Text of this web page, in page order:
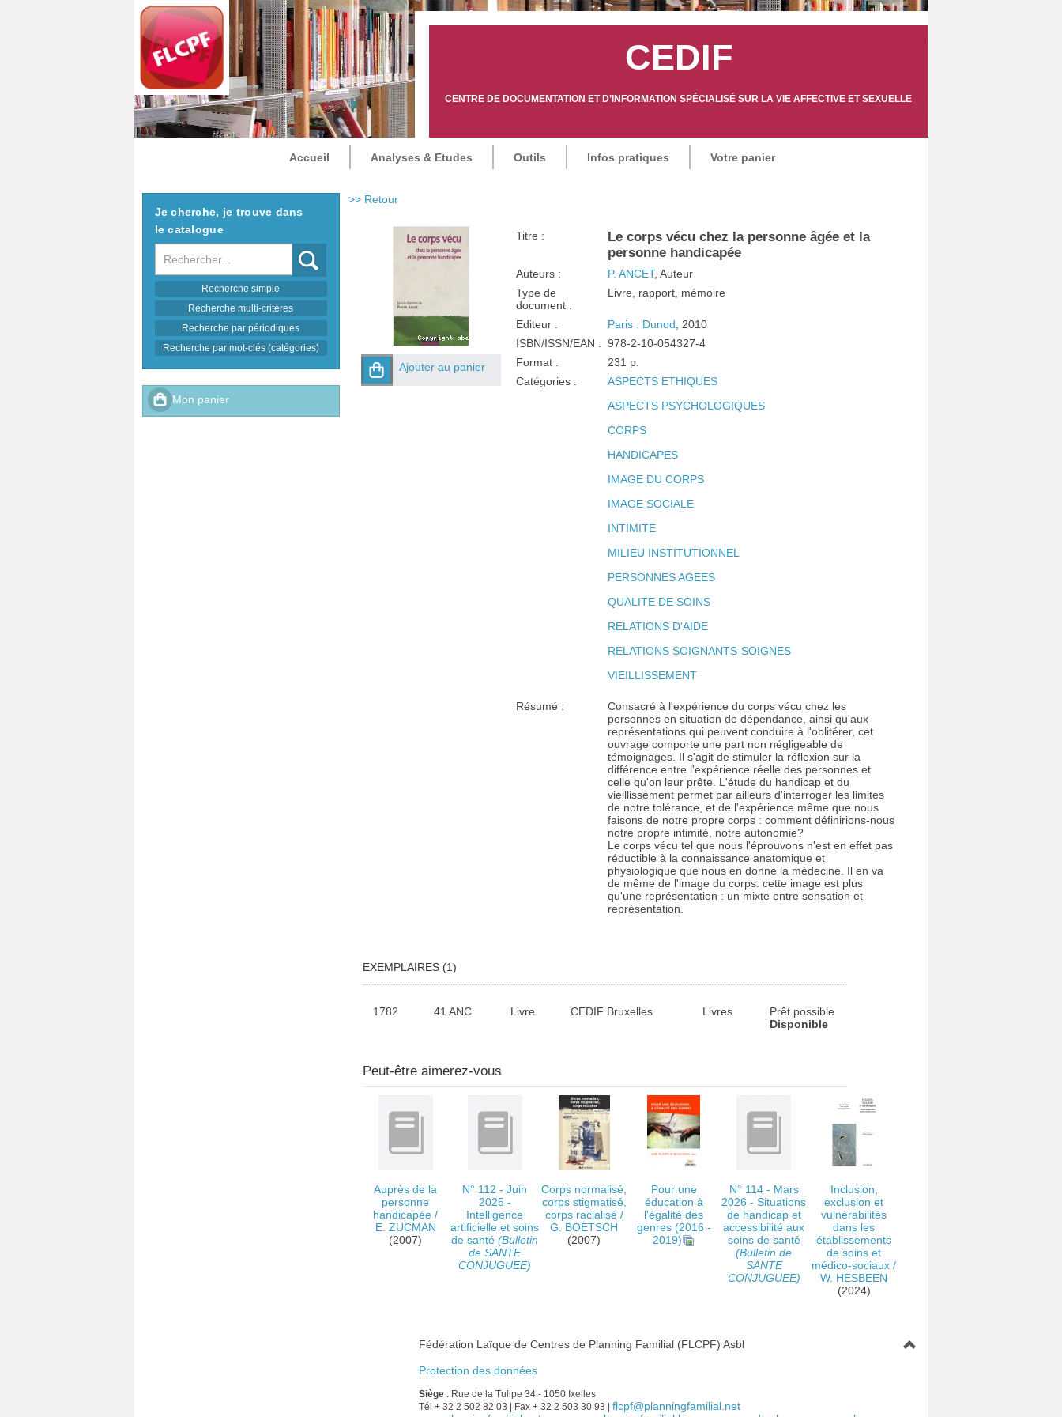
CEDIF
CENTRE DE DOCUMENTATION ET D’INFORMATION SPÉCIALISÉ SUR LA VIE AFFECTIVE ET SEXUELLE
Accueil Analyses & Etudes Outils Infos pratiques Votre panier
>> Retour
Ajouter au panier
Titre :
Le corps vécu chez la personne âgée et la
personne handicapée
Auteurs : P. ANCET, Auteur
Type de
document :
Livre, rapport, mémoire
Editeur : Paris : Dunod , 2010
ISBN/ISSN/EAN : 978-2-10-054327-4
Format :
231 p.
Catégories :
ASPECTS ETHIQUES
ASPECTS PSYCHOLOGIQUES
CORPS
HANDICAPES
IMAGE DU CORPS
IMAGE SOCIALE
INTIMITE
MILIEU INSTITUTIONNEL
PERSONNES AGEES
QUALITE DE SOINS
RELATIONS D'AIDE
RELATIONS SOIGNANTS-SOIGNES
VIEILLISSEMENT
Résumé :
Consacré à l'expérience du corps vécu chez les
personnes en situation de dépendance, ainsi qu'aux
représentations qui peuvent conduire à l'oblitérer, cet
ouvrage comporte une part non négligeable de
témoignages. Il s'agit de stimuler la réflexion sur la
différence entre l'expérience réelle des personnes et
celle qu'on leur prête. L'étude du handicap et du
vieillissement permet par ailleurs d'interroger les limites
de notre tolérance, et de l'expérience même que nous
faisons de notre propre corps : comment définirions-nous
notre propre intimité, notre autonomie?
Le corps vécu tel que nous l'éprouvons n'est en effet pas
réductible à la connaissance anatomique et
physiologique que nous en donne la médecine. Il en va
de même de l'image du corps. cette image est plus
qu'une représentation : un mixte entre sensation et
représentation.
EXEMPLAIRES (1)
1782
41 ANC Livre CEDIF Bruxelles Livres
Prêt possible
Disponible
Peut-être aimerez-vous
Auprès de la
personne
handicapée /
E. ZUCMAN
(2007)
N° 112 - Juin
2025 -
Intelligence
artificielle et soins
de santé (Bulletin
de SANTE
CONJUGUEE)
Corps normalisé,
corps stigmatisé,
corps racialisé/
G. BOËTSCH
(2007)
Pour une
éducation à
l'égalité des
genres(2016 -
2019)
N° 114 - Mars
2026 - Situations
de handicap et
accessibilité aux
soins de santé
(Bulletin de
SANTE
CONJUGUEE)
Inclusion,
exclusion et
vulnérabilités
dans les
établissements
de soins et
médico-sociaux /
W. HESBEEN
(2024)
Je cherche, je trouve dans
le catalogue
Recherche
Recherche simple
Recherche multi-critères
Recherche par périodiques
Recherche par mot-clés (catégories)
Fédération Laïque de Centres de Planning Familial (FLCPF) Asbl
Protection des données
Siège: Rue de la Tulipe 34 - 1050 Ixelles
Tél + 32 2 502 82 03 | Fax + 32 2 503 30 93 | flcpf@planningfamilial.net